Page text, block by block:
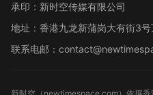
承印：新时空传媒有限公司
地址：香港九龙新蒲岗大有街3
联系电邮：